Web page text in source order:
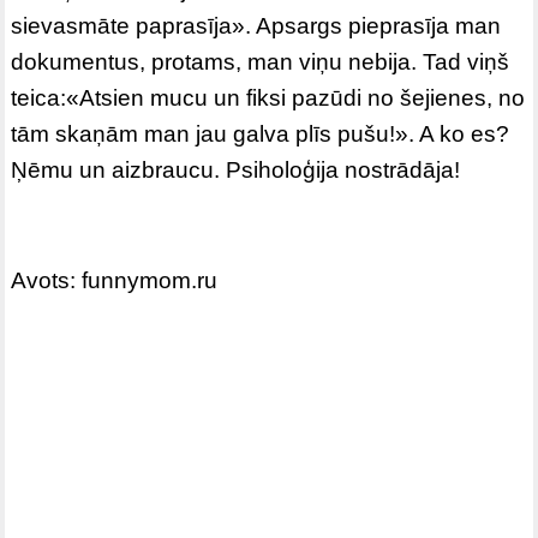
sievasmāte paprasīja». Apsargs pieprasīja man
dokumentus, protams, man viņu nebija. Tad viņš
teica:«Atsien mucu un fiksi pazūdi no šejienes, no
tām skaņām man jau galva plīs pušu!». A ko es?
Ņēmu un aizbraucu. Psiholoģija nostrādāja!
Avots: funnymom.ru